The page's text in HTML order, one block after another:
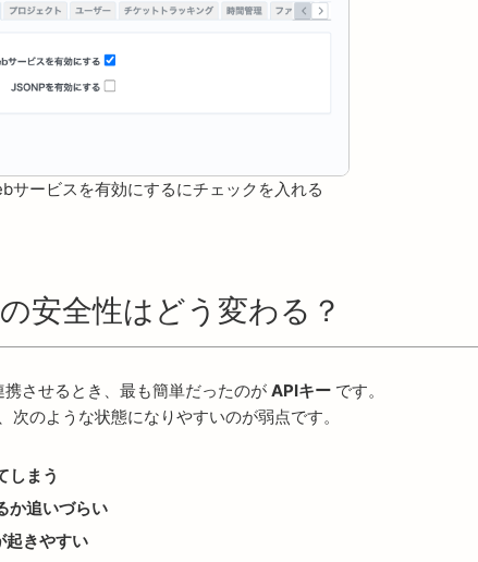
サービスを有効にするにチェックを入れる
安全性はどう変わる？
させるとき、最も簡単だったのが APIキー です。
のような状態になりやすいのが弱点です。
しまう
か追いづらい
起きやすい